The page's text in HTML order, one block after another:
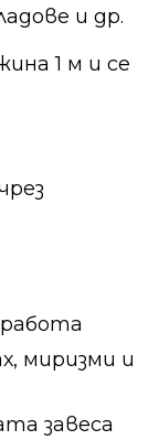
и др.
1 м и се
миризми и
завеса